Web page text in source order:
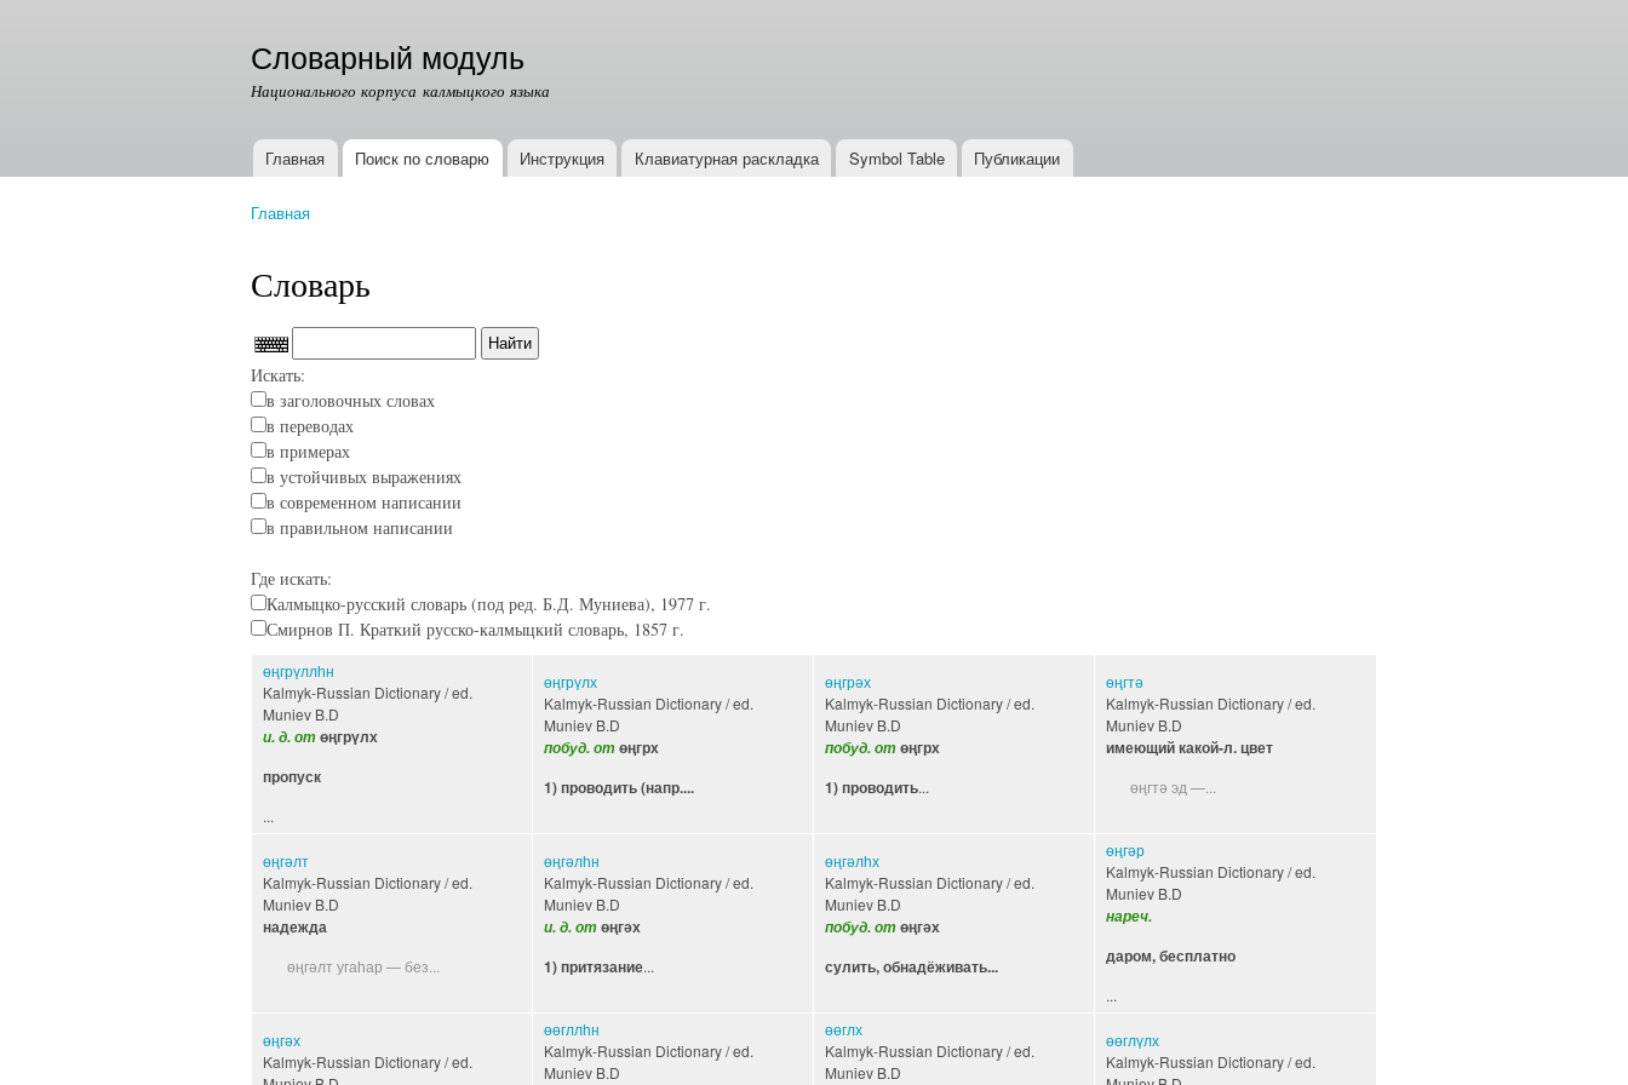
Словарный модуль
Национального корпуса калмыцкого языка
Главное меню
Главная Поиск по словарю Инструкция Клавиатурная раскладка Symbol Table Публикации
Главная
Словарь
Искать:
в заголовочных словах
в переводах
в примерах
в устойчивых выражениях
в современном написании
в правильном написании
Где искать:
Калмыцко-русский словарь (под ред. Б.Д. Муниева), 1977 г.
Смирнов П. Краткий русско-калмыцкий словарь, 1857 г.
өңгрүллһн
Kalmyk-Russian Dictionary / ed.
Muniev B.D
и. д. отөңгрүлх
пропуск
...
өңгрүлх
Kalmyk-Russian Dictionary / ed.
Muniev B.D
побуд. отөңгрх
1) проводить (напр....
өңгрәх
Kalmyk-Russian Dictionary / ed.
Muniev B.D
побуд. отөңгрх
1) проводить...
өңгтә
Kalmyk-Russian Dictionary / ed.
Muniev B.D
имеющий какой-л. цвет
өңгтә эд —...
өңгәлт
Kalmyk-Russian Dictionary / ed.
Muniev B.D
надежда
өңгәлт угаһар — без...
өңгәлһн
Kalmyk-Russian Dictionary / ed.
Muniev B.D
и. д. отөңгәх
1) притязание...
өңгәлһх
Kalmyk-Russian Dictionary / ed.
Muniev B.D
побуд. отөңгәх
сулить, обнадёживать...
өңгәр
Kalmyk-Russian Dictionary / ed.
Muniev B.D
нареч.
даром, бесплатно
...
өңгәх
Kalmyk-Russian Dictionary / ed.
өөгллһн
Kalmyk-Russian Dictionary / ed.
Muniev B.D
өөглх
Kalmyk-Russian Dictionary / ed.
Muniev B.D
өөглүлх
Kalmyk-Russian Dictionary / ed.